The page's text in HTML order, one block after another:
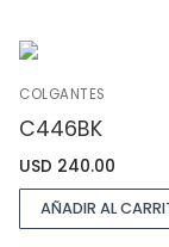
COLGANTES
C446BK
USD 240.00
AÑADIR AL